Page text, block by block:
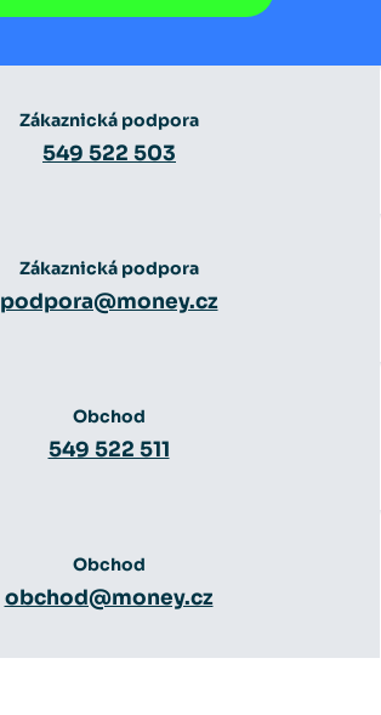
Zákaznická podpora
549 522 503
Zákaznická podpora
podpora@money.cz
Obchod
549 522 511
Obchod
obchod@money.cz